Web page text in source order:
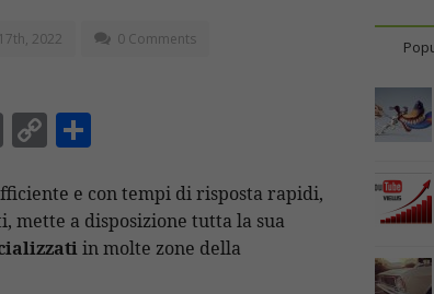
2022 0 Comments
E
ai
l
C
p
y
Li
n
di
vi
e con tempi di risposta rapidi,
mette a disposizione tutta la sua
in molte zone della